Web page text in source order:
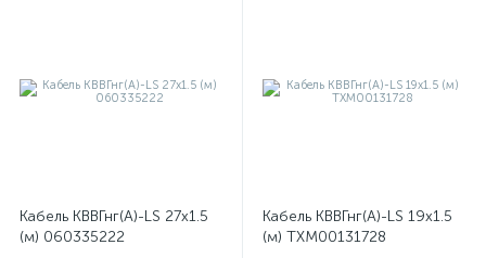
Кабель КВВГнг(А)-LS 27х1.5
(м) 060335222
Кабель КВВГнг(А)-LS 19х1.5
(м) ТХМ00131728